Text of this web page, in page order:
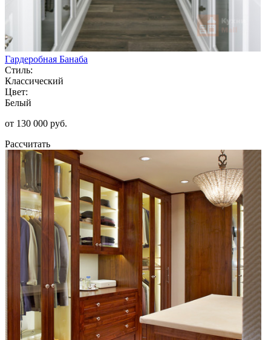
Гардеробная Банаба
Стиль:
Классический
Цвет:
Белый
от 130 000 руб.
Рассчитать